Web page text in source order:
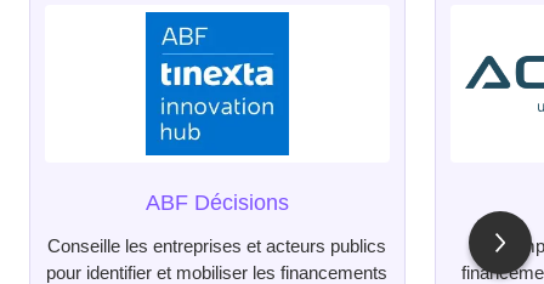
ABF Décisions
Conseille les entreprises et acteurs publics
pour identifier et mobiliser les financements